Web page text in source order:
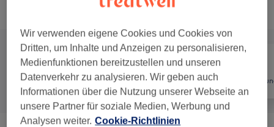
Alle Nägel
Wir verwenden eigene Cookies und Cookies von
Dritten, um Inhalte und Anzeigen zu personalisieren,
Medienfunktionen bereitzustellen und unseren
Datenverkehr zu analysieren. Wir geben auch
Informationen über die Nutzung unserer Webseite an
unsere Partner für soziale Medien, Werbung und
Analysen weiter. Cookie-Richtlinien